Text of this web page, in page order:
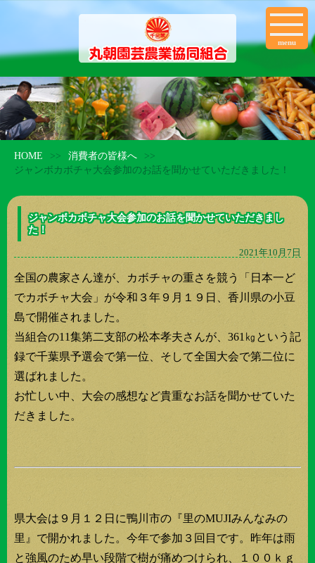
menu
HOME >> 消費者の皆様へ
>>
ジャンボカボチャ大会参加のお話を聞かせていただきました！
ジャンボカボチャ大会参加のお話を聞かせていただきまし
た！
2021年10月7日
全国の農家さん達が、カボチャの重さを競う「日本一ど
でカボチャ大会」が令和３年９月１９日、香川県の小豆
島で開催されました。
当組合の11集第二支部の松本孝夫さんが、361㎏という記
録で千葉県予選会で第一位、そして全国大会で第二位に
選ばれました。
お忙しい中、大会の感想など貴重なお話を聞かせていた
だきました。
県大会は９月１２日に鴨川市の『里のMUJIみんなみの
里』で開かれました。今年で参加３回目です。昨年は雨
と強風のため早い段階で樹が痛めつけられ、１００ｋｇ